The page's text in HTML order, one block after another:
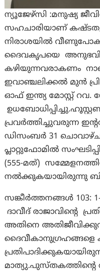
ന്യൂജേഴ്‌സി :മനുഷ്യ
സഹചാരിയാണ് കഷ്ടത,
നിരാശയിൽ
ദൈവകൃപയെ
കഴിയുന്നവരാകണം
ഇവാഞ്ചലിക്കൽ മുൻ
ഓഫ് ഇന്ത്യ മോസ്റ്റ് റവ.
പ്രവർത്തിച്ചുവരുന്ന
ഡിസംബർ 31
പ്ലാറ്റുഫോമിൽ
(555-മത്)
നൽക്കുകയായിരുന്നു
സങ്കീർത്തനങ്ങൾ 103:
ദാവീദ് രാജാവിന്റെ
അതിനെ
ദൈവീകാനുഗ്രഹങ്ങളെ
മാത്യു.പുസ്തകത്തിന്റെ